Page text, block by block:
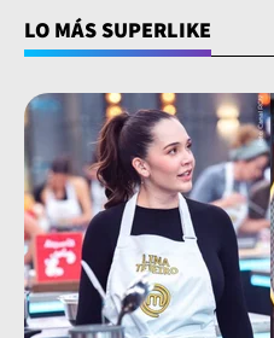
LO MÁS SUPERLIKE